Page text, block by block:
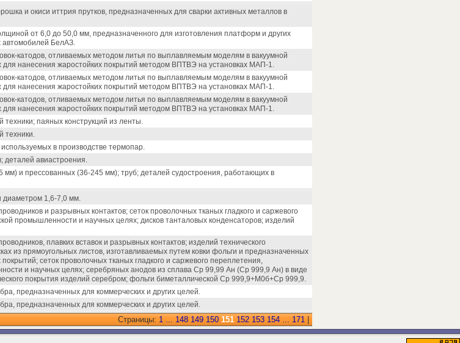
и окиси иттрия прутков, предназначенных для сварки активных металлов в
от 6,0 до 50,0 мм, предназначенного для изготовления платформ и других
автомобилей БелАЗ.
катодов, отливаемых методом литья по выплавляемым моделям в вакуумной
для нанесения жаростойких покрытий методом ВПТВЭ на установках МАП-1.
катодов, отливаемых методом литья по выплавляемым моделям в вакуумной
для нанесения жаростойких покрытий методом ВПТВЭ на установках МАП-1.
катодов, отливаемых методом литья по выплавляемым моделям в вакуумной
для нанесения жаростойких покрытий методом ВПТВЭ на установках МАП-1.
паяных конструкций из ленты.
техники.
в производстве термопар.
деталей авиастроения.
мм) и прессованных (36-245 мм); труб; деталей судостроения, работающих в
диаметром 1,6-7,0 мм.
и разрывных контактов; сеток проволочных тканых гладкого и саржевого
промышленности и научных целях; дисков танталовых конденсаторов; изделий
плавких вставок и разрывных контактов; изделий технического
из прямоугольных листов, изготавливаемых путем ковки фольги и предназначенных
сеток проволочных тканых гладкого и саржевого переплетения,
и научных целях; серебряных анодов из сплава Ср 99,99 Ан (Ср 999,9 Ан) в виде
покрытия изделий серебром; фольги биметаллической Ср 999,9+М0б+Ср 999,9.
предназначенных для коммерческих и других целей.
предназначенных для коммерческих и других целей.
Страницы: 1 ... 148 149 150 151 152 153 154 ... 171